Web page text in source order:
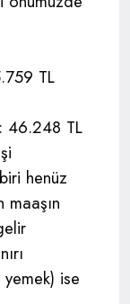
TL
46.248 TL
henüz
ise